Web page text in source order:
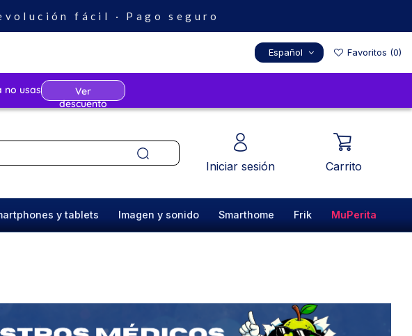
fácil · Pago seguro
Español Favoritos (0)
Iniciar sesión Carrito
y tablets Imagen y sonido Smarthome Frik MuPerita